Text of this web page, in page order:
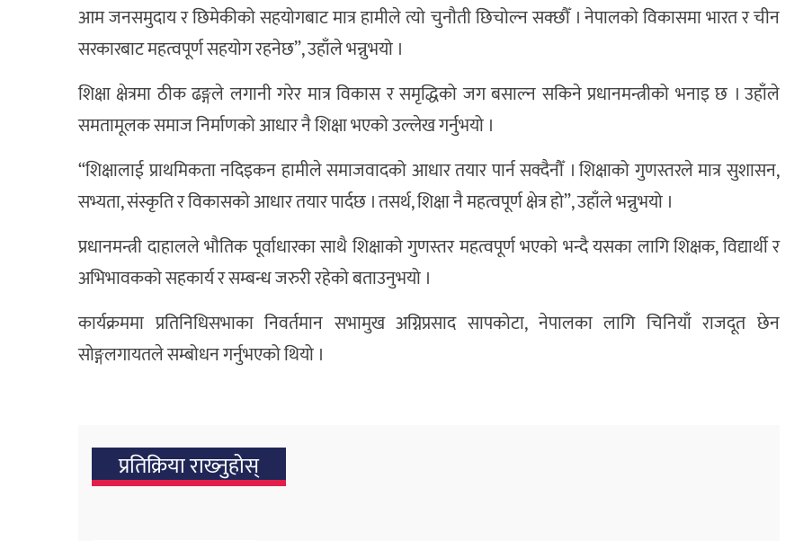
आम जनसमुदाय र छिमेकीको सहयोगबाट मात्र हामीले त्यो चुनौती छिचोल्न सक्छौँ । नेपालको विकासमा भारत र चीन
सरकारबाट महत्वपूर्ण सहयोग रहनेछ”, उहाँले भन्नुभयो ।
शिक्षा क्षेत्रमा ठीक ढङ्गले लगानी गरेर मात्र विकास र समृद्धिको जग बसाल्न सकिने प्रधानमन्त्रीको भनाइ छ । उहाँले
समतामूलक समाज निर्माणको आधार नै शिक्षा भएको उल्लेख गर्नुभयो ।
“शिक्षालाई प्राथमिकता नदिइकन हामीले समाजवादको आधार तयार पार्न सक्दैनौँ । शिक्षाको गुणस्तरले मात्र सुशासन,
सभ्यता, संस्कृति र विकासको आधार तयार पार्दछ । तसर्थ, शिक्षा नै महत्वपूर्ण क्षेत्र हो”, उहाँले भन्नुभयो ।
प्रधानमन्त्री दाहालले भौतिक पूर्वाधारका साथै शिक्षाको गुणस्तर महत्वपूर्ण भएको भन्दै यसका लागि शिक्षक, विद्यार्थी र
अभिभावकको सहकार्य र सम्बन्ध जरुरी रहेको बताउनुभयो ।
कार्यक्रममा प्रतिनिधिसभाका निवर्तमान सभामुख अग्निप्रसाद सापकोटा, नेपालका लागि चिनियाँ राजदूत छेन
सोङ्गलगायतले सम्बोधन गर्नुभएको थियो ।
प्रतिक्रिया राख्‍नुहोस्